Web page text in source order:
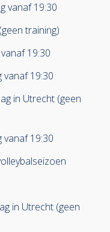
vanaf 19:30
training)
19:30
vanaf 19:30
in Utrecht (geen
vanaf 19:30
in Utrecht (geen